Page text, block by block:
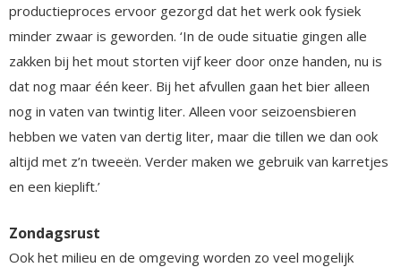
productieproces ervoor gezorgd dat het werk ook fysiek
minder zwaar is geworden. ‘In de oude situatie gingen alle
zakken bij het mout storten vijf keer door onze handen, nu is
dat nog maar één keer. Bij het afvullen gaan het bier alleen
nog in vaten van twintig liter. Alleen voor seizoensbieren
hebben we vaten van dertig liter, maar die tillen we dan ook
altijd met z’n tweeën. Verder maken we gebruik van karretjes
en een kieplift.’
Zondagsrust
Ook het milieu en de omgeving worden zo veel mogelijk